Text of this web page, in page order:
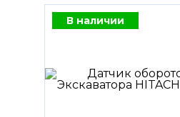
В наличии